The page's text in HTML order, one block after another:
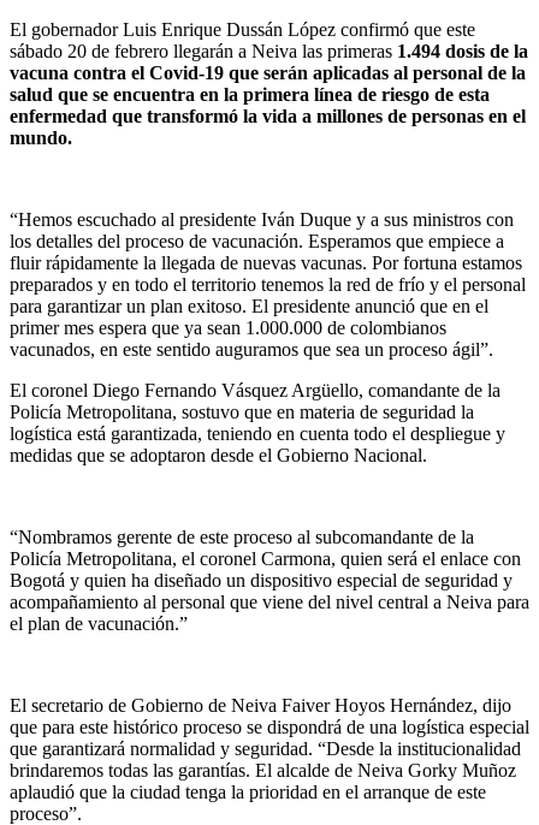
El gobernador Luis Enrique Dussán López confirmó que este
sábado 20 de febrero llegarán a Neiva las primeras 1.494 dosis de la
vacuna contra el Covid-19 que serán aplicadas al personal de la
salud que se encuentra en la primera línea de riesgo de esta
enfermedad que transformó la vida a millones de personas en el
mundo.
“Hemos escuchado al presidente Iván Duque y a sus ministros con
los detalles del proceso de vacunación. Esperamos que empiece a
fluir rápidamente la llegada de nuevas vacunas. Por fortuna estamos
preparados y en todo el territorio tenemos la red de frío y el personal
para garantizar un plan exitoso. El presidente anunció que en el
primer mes espera que ya sean 1.000.000 de colombianos
vacunados, en este sentido auguramos que sea un proceso ágil”.
El coronel Diego Fernando Vásquez Argüello, comandante de la
Policía Metropolitana, sostuvo que en materia de seguridad la
logística está garantizada, teniendo en cuenta todo el despliegue y
medidas que se adoptaron desde el Gobierno Nacional.
“Nombramos gerente de este proceso al subcomandante de la
Policía Metropolitana, el coronel Carmona, quien será el enlace con
Bogotá y quien ha diseñado un dispositivo especial de seguridad y
acompañamiento al personal que viene del nivel central a Neiva para
el plan de vacunación.”
El secretario de Gobierno de Neiva Faiver Hoyos Hernández, dijo
que para este histórico proceso se dispondrá de una logística especial
que garantizará normalidad y seguridad. “Desde la institucionalidad
brindaremos todas las garantías. El alcalde de Neiva Gorky Muñoz
aplaudió que la ciudad tenga la prioridad en el arranque de este
proceso”.